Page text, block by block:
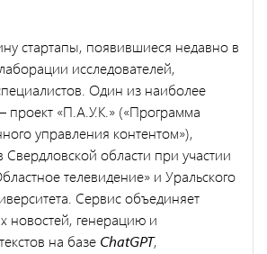
стартапы, появившиеся недавно в
исследователей,
Один из наиболее
проект «П.А.У.К.» («Программа
управления контентом»),
области при участии
телевидение» и Уральского
Сервис объединяет
новостей, генерацию и
на базе ChatGPT,